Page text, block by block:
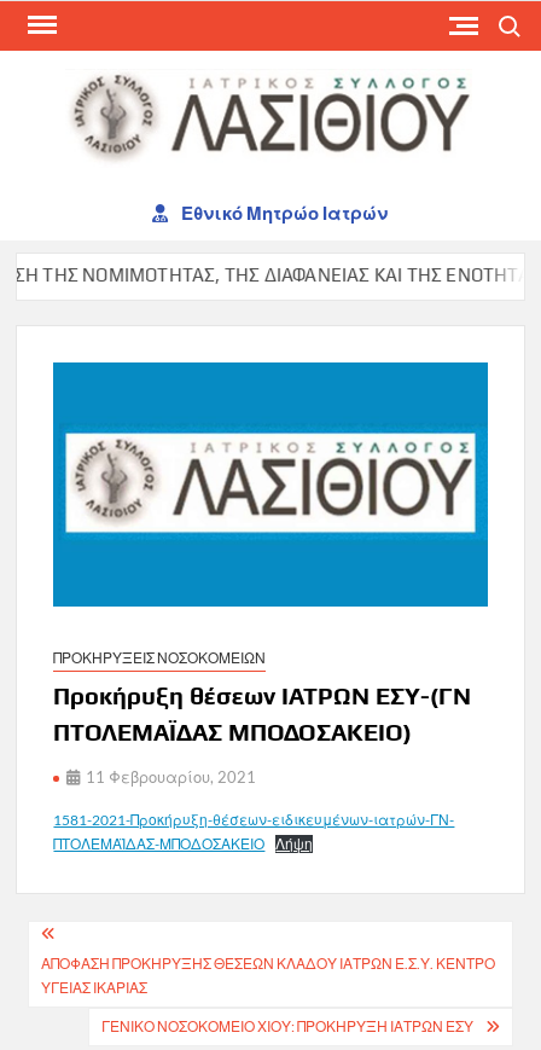
Skip
Εθνικό Μητρώο Ιατρών
ΤΗΣ ΝΟΜΙΜΟΤΗΤΑΣ, ΤΗΣ ΔΙΑΦΑΝΕΙΑΣ ΚΑΙ ΤΗΣ ΕΝΟΤΗΤΑΣ
ΠΡΟΚΗΡΥΞΕΙΣ ΝΟΣΟΚΟΜΕΙΩΝ
Προκήρυξη θέσεων ΙΑΤΡΩΝ ΕΣΥ-(ΓΝ
ΠΤΟΛΕΜΑΪΔΑΣ ΜΠΟΔΟΣΑΚΕΙΟ)
11 Φεβρουαρίου, 2021
1581-2021-Προκήρυξη-θέσεων-ειδικευμένων-ιατρών-ΓΝ-
ΠΤΟΛΕΜΑΪΔΑΣ-ΜΠΟΔΟΣΑΚΕΙΟ
Λήψη
Πλοήγηση
άρθρων
ΑΠΌΦΑΣΗ ΠΡΟΚΉΡΥΞΗΣ ΘΈΣΕΩΝ ΚΛΆΔΟΥ ΙΑΤΡΏΝ Ε.Σ.Υ. ΚΕΝΤΡΟ
ΥΓΕΙΑΣ ΙΚΑΡΙΑΣ
ΓΕΝΙΚΟ ΝΟΣΟΚΟΜΕΙΟ ΧΙΟΥ: ΠΡΟΚΉΡΥΞΗ ΙΑΤΡΏΝ ΕΣΥ